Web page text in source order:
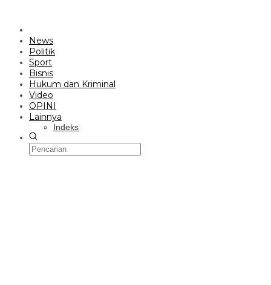
News
Politik
Sport
Bisnis
Hukum dan Kriminal
Video
OPINI
Lainnya
Indeks